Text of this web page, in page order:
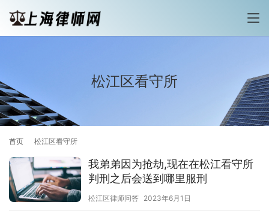
松江区看守所
首页 松江区看守所
我弟弟因为抢劫,现在在松江看守所
判刑之后会送到哪里服刑
松江区律师问答 2023年6月1日